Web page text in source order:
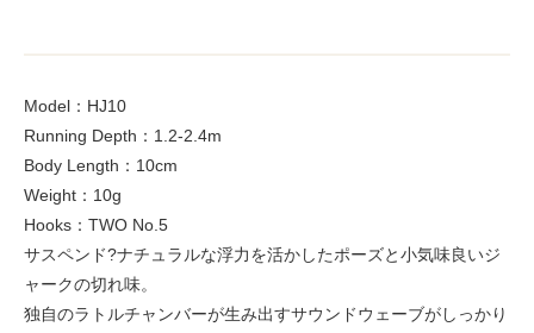
Model：HJ10
Running Depth：1.2-2.4m
Body Length：10cm
Weight：10g
Hooks：TWO No.5
サスペンド?ナチュラルな浮力を活かしたポーズと小気味良いジ
ャークの切れ味。
独自のラトルチャンバーが生み出すサウンドウェーブがしっかり